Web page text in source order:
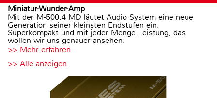
Miniatur-Wunder-Amp
Mit der M-500.4 MD läutet Audio System eine neue
Generation seiner kleinsten Endstufen ein.
Superkompakt und mit jeder Menge Leistung, das
wollen wir uns genauer ansehen.
>> Mehr erfahren
>> Alle anzeigen